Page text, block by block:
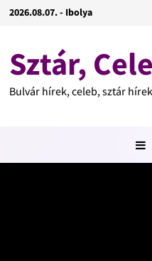
2026.08.07. - Ibolya
Sztár,
Bulvár hírek, celeb, sztár hírek